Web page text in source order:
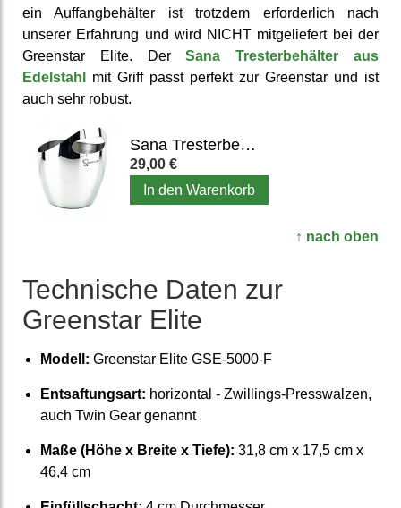
ein Auffang­behälter ist trotzdem er­forder­lich nach
unserer Er­fahrung und wird NICHT mit­geliefert bei der
Greenstar Elite. DerSana Trester­behälter aus
Edelstahl
mit Griff passt perfekt zur Greenstar und ist
auch sehr robust.
Sana Tresterbehälter aus Edelstahl für EUJ-707
29,00 €
In den Warenkorb
↑ nach oben
Tech­nische Daten zur
Greenstar Elite
Modell: Greenstar Elite GSE-5000-F
Entsaftungs­art: hori­zontal - Zwillings-Press­walzen,
auch Twin Gear genannt
Maße (Höhe x Breite x Tiefe): 31,8 cm x 17,5 cm x
46,4 cm